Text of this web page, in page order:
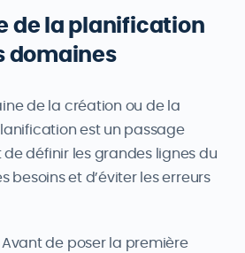
de la planification
domaines
de la création ou de la
est un passage
définir les grandes lignes du
besoins et d’éviter les erreurs
de poser la première